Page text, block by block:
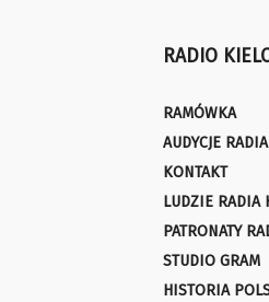
RADIO
RAMÓWKA
AUDYCJE
KONTAKT
LUDZIE RADIA
PATRONATY
STUDIO GRAM
HISTORIA